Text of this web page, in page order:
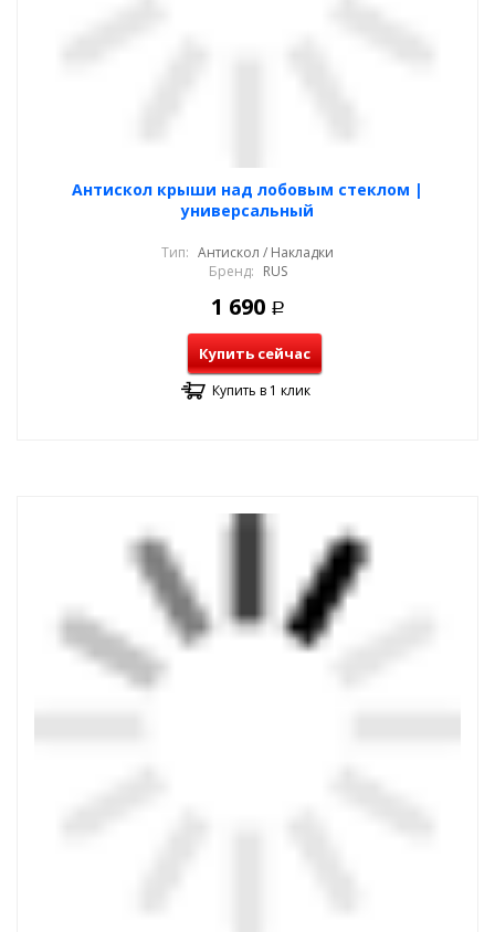
Антискол крыши над лобовым стеклом |
универсальный
Тип: Антискол / Накладки
Бренд: RUS
1 690 Р
Купить сейчас
Купить в 1 клик